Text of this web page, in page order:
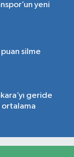
yeni
puan silme
geride
ortalama